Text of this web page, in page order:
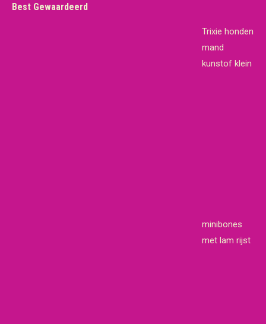
€19,65.€18,95.
Best Gewaardeerd
Trixie honden
mand
kunstof klein
minibones
met lam rijst